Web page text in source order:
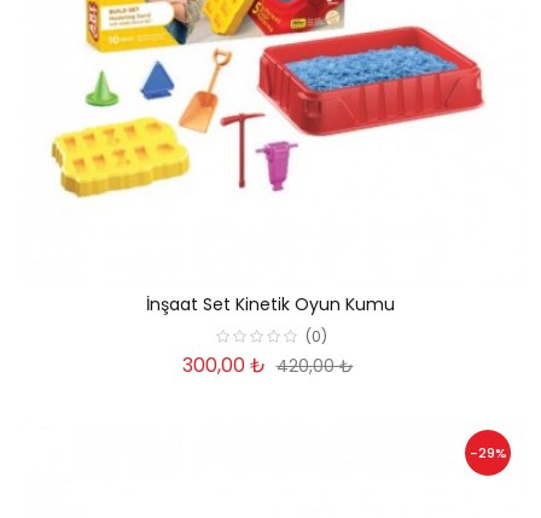
İnşaat Set Kinetik Oyun Kumu
(0)
300,00 ₺ 420,00 ₺
-29%